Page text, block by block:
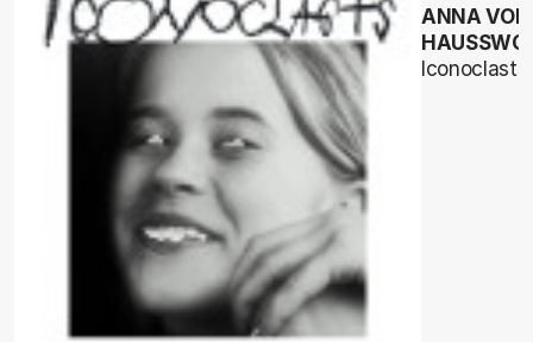
ANNA VON
Iconoclasts